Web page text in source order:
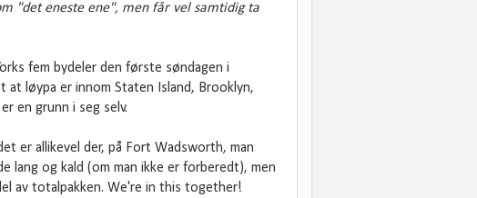
"det eneste ene", men får vel samtidig ta
fem bydeler den første søndagen i
løypa er innom Staten Island, Brooklyn,
en grunn i seg selv.
er allikevel der, på Fort Wadsworth, man
lang og kald (om man ikke er forberedt), men
av totalpakken. We're in this together!